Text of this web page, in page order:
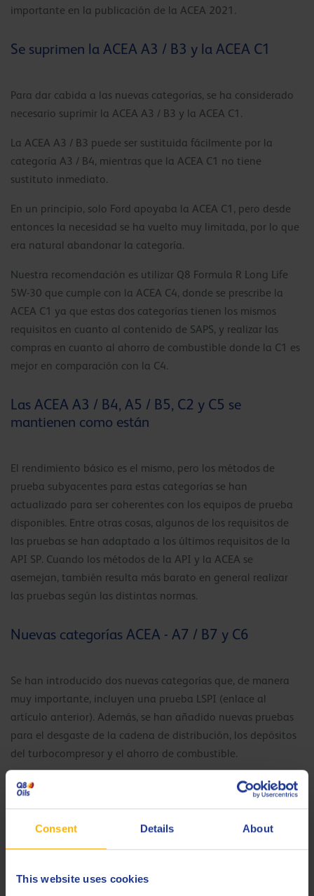
Consent Details About
This website uses cookies
importante en la publicación de la ACEA 2021.
Se suprimen la ACEA A3 / B3 y la ACEA C1
Para dar cabida a las nuevas categorías, se ha considerado
necesario suprimir la ACEA A3 / B3 y la ACEA C1.
La ACEA A3 / B3 puede ser sustituida fácilmente por la
categoría A3 / B4, mientras que la ACEA C1 no tiene
sustituto inmediato.
En un principio, solo Ford apoyaba la ACEA C1, pero desde
entonces la necesidad se ha vuelto muy limitada, por lo que
era natural abandonar la categoría.
Nuestra recomendación es utilizar Q8 Formula R Long Life
5W-30 que cumple con la ACEA C4, donde se prescribe la
ACEA C1 ya que estas dos categorías tienen los mismos
requisitos en cuanto al contenido de SAPS, y realizar las
compras en cuanto al ahorro de combustible donde la C1 es
mejor en comparación con la C4.
Las ACEA A3 / B4, A5 / B5, C2 y C5 se
mantienen como están
El rendimiento básico es el mismo, pero los métodos de
prueba subyacentes para estas categorías se han
actualizado para ser coherentes con los equipos de prueba
disponibles. Entre otras cosas, algunos de los requisitos de
las pruebas se han adaptado a los últimos requisitos de la
API SP. Cuando los métodos de la API y la ACEA se
asemejan, también resulta más barato en general realizar
las pruebas según las distintas normas.
Nuevas categorías ACEA - A7 / B7 y C6
Se han introducido dos nuevas categorías que, de manera
muy importante, incluyen una prueba LSPI (enlace al
artículo anterior). Además, se han añadido nuevas pruebas
para el desgaste de la cadena de distribución, los depósitos
del turbocompresor y el ahorro de combustible.
La ACEA A7 / B7 está construida sobre la ACEA A5 / B5 con
La ACEA C6 es el equivalente a la calidad de bajo SAPS
construida sobre la ACEA C5 con la adición de una prueba